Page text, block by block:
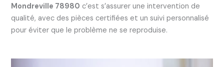
Mondreville 78980 c’est s’assurer une intervention de
qualité, avec des pièces certifiées et un suivi personnalisé
pour éviter que le problème ne se reproduise.